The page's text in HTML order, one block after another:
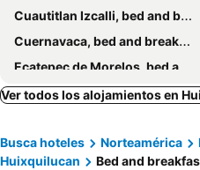
Cuautitlan Izcalli, bed and breakfasts
Cuernavaca, bed and breakfasts
Ecatepec de Morelos, bed and breakfasts
Nezahualcóyotl, bed and breakfasts
Ver todos los alojamientos en
Busca hoteles Norteamérica
Huixquilucan
Bed and